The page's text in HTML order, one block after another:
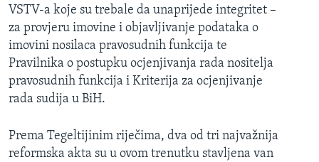
VSTV-a koje su trebale da unaprijede integritet –
za provjeru imovine i objavljivanje podataka o
imovini nosilaca pravosudnih funkcija te
Pravilnika o postupku ocjenjivanja rada nositelja
pravosudnih funkcija i Kriterija za ocjenjivanje
rada sudija u BiH.
Prema Tegeltijinim riječima, dva od tri najvažnija
reformska akta su u ovom trenutku stavljena van